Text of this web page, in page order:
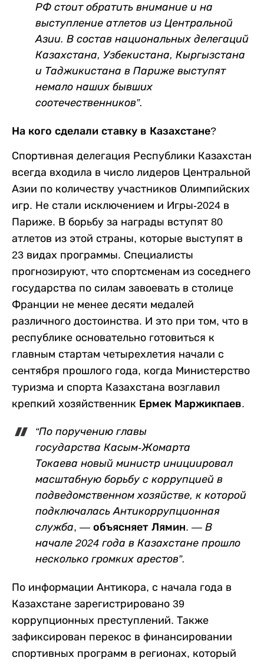
РФ стоит обратить внимание и на
выступление атлетов из Центральной
Азии. В состав национальных делегаций
Казахстана, Узбекистана, Кыргызстана
и Таджикистана в Париже выступят
немало наших бывших
соотечественников”.
На кого сделали ставку в Казахстане?
Спортивная делегация Республики Казахстан
всегда входила в число лидеров Центральной
Азии по количеству участников Олимпийских
игр. Не стали исключением и Игры-2024 в
Париже. В борьбу за награды вступят 80
атлетов из этой страны, которые выступят в
23 видах программы. Специалисты
прогнозируют, что спортсменам из соседнего
государства по силам завоевать в столице
Франции не менее десяти медалей
различного достоинства. И это при том, что в
республике основательно готовиться к
главным стартам четырехлетия начали с
сентября прошлого года, когда Министерство
туризма и спорта Казахстана возглавил
крепкий хозяйственник Ермек Маржикпаев.
“По поручению главы
государства Касым-Жомарта
Токаева новый министр инициировал
масштабную борьбу с коррупцией в
подведомственном хозяйстве, к которой
подключалась Антикоррупционная
служба, — объясняет Лямин. — В
начале 2024 года в Казахстане прошло
несколько громких арестов”.
По информации Антикора, с начала года в
Казахстане зарегистрировано 39
коррупционных преступлений. Также
зафиксирован перекос в финансировании
спортивных программ в регионах, который